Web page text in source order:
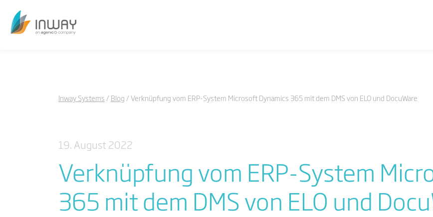
Inway Systems Blog Verknüpfung vom ERP-System Microsoft Dynamics 365 mit dem DMS von ELO und DocuWare
19. August 2022
Verknüpfung vom ERP-System
365 mit dem DMS von ELO und